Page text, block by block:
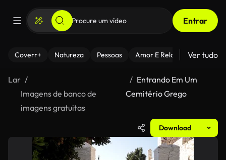
Entrar
Coverr+ Natureza Pessoas Amor E Relacionamentos
Ver tudo
Lar
Imagens de banco de
imagens gratuitas
Entrando Em Um
Cemitério Grego
Download